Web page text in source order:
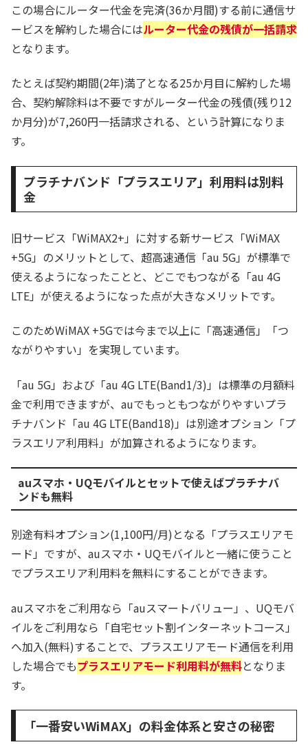
この場合にルーター代金を完済(36か月間)する前に通信サ
ービスを解約した場合にはルーター代金の残債が一括請求
となります。
たとえば契約期間(2年)満了となる25か月目に解約した場
合、契約解除料は不要ですがルーター代金の残債(残り12
か月分)が7,260円一括請求される、という計算になりま
す。
プラチナバンド「プラスエリア」利用料は別料
金
旧サービス「WiMAX2+」に対する新サービス「WiMAX
+5G」のメリットとして、超高速通信「au 5G」が標準で
使えるようになったことと、どこでもつながる「au 4G
LTE」が使えるようになった点が大きなメリットです。
このためWiMAX +5Gでは今まで以上に「高速通信」「つ
ながりやすい」を実現しています。
「au 5G」および「au 4G LTE(Band1/3)」は標準の月額料
金で利用できますが、auでもっともつながりやすいプラ
チナバンド「au 4G LTE(Band18)」は別途オプション「プ
ラスエリア利用料」が加算されるようになります。
auスマホ・UQモバイルとセットで使えばプラチナバ
ンドも無料
別途有料オプション(1,100円/月)となる「プラスエリアモ
ード」ですが、auスマホ・UQモバイルと一緒に使うこと
でプラスエリア利用料を無料にすることができます。
auスマホをご利用なら「auスマートバリュー」、UQモバ
イルをご利用なら「自宅セット割インターネットコース」
へ加入(無料)することで、プラスエリアモード通信を利用
した場合でもプラスエリアモード利用料が無料となりま
す。
「一番安いWiMAX」の料金体系と安さの秘密